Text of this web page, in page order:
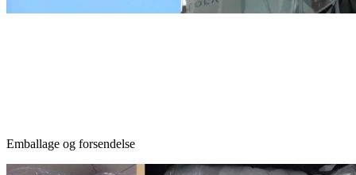
Emballage og forsendelse